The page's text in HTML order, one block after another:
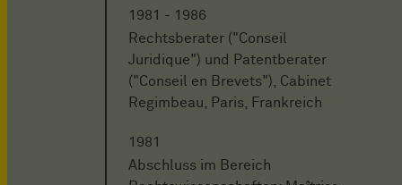
1981 - 1986
Rechtsberater ("Conseil
Juridique") und Patentberater
("Conseil en Brevets"), Cabinet
Regimbeau, Paris, Frankreich
1981
Abschluss im Bereich